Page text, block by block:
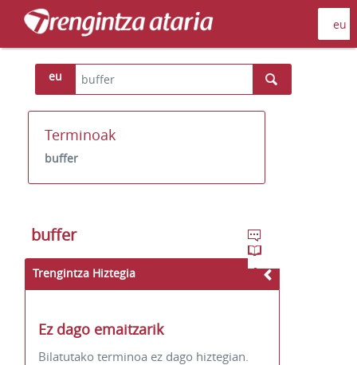
eu
Terminoak
buffer
buffer
Trengintza Hiztegia
Ez dago emaitzarik
Bilatutako terminoa ez dago hiztegian.